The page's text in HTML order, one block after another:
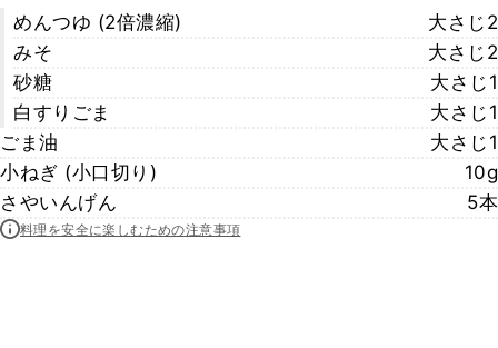
めんつゆ (2倍濃縮)
大さじ2
みそ
大さじ2
砂糖
大さじ1
白すりごま
大さじ1
ごま油
大さじ1
小ねぎ (小口切り)
10g
さやいんげん
5本
料理を安全に楽しむための注意事項